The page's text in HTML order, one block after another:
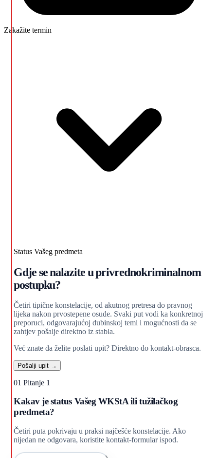
Zakažite termin
Status Vašeg predmeta
Gdje se nalazite u privrednokriminalnom
postupku?
Četiri tipične konstelacije, od akutnog pretresa do pravnog
lijeka nakon prvostepene osude. Svaki put vodi ka konkretnoj
preporuci, odgovarajućoj dubinskoj temi i mogućnosti da se
zahtjev pošalje direktno iz stabla.
Već znate da želite poslati upit? Direktno do kontakt-obrasca.
Pošalji upit →
01 Pitanje 1
Kakav je status Vašeg WKStA ili tužilačkog
predmeta?
Četiri puta pokrivaju u praksi najčešće konstelacije. Ako
nijedan ne odgovara, koristite kontakt-formular ispod.